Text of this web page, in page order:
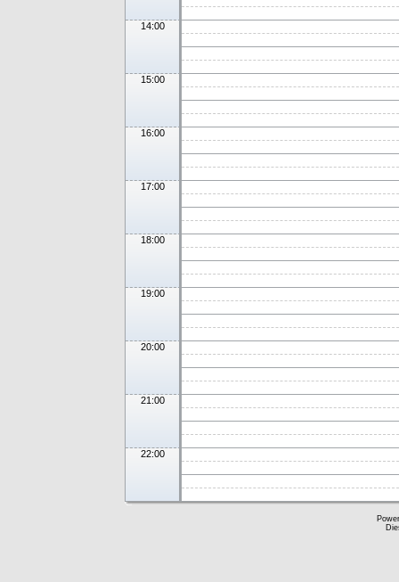
14:00
15:00
16:00
17:00
18:00
19:00
20:00
21:00
22:00